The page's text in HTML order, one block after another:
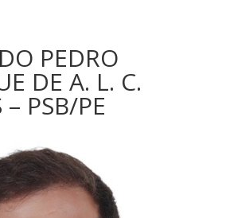
PEDRO
DE A. L. C.
PSB/PE